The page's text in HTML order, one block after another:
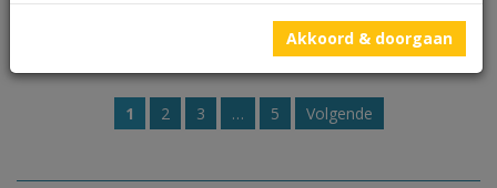
0
1 2 3 … 5 Volgende
Akkoord & doorgaan